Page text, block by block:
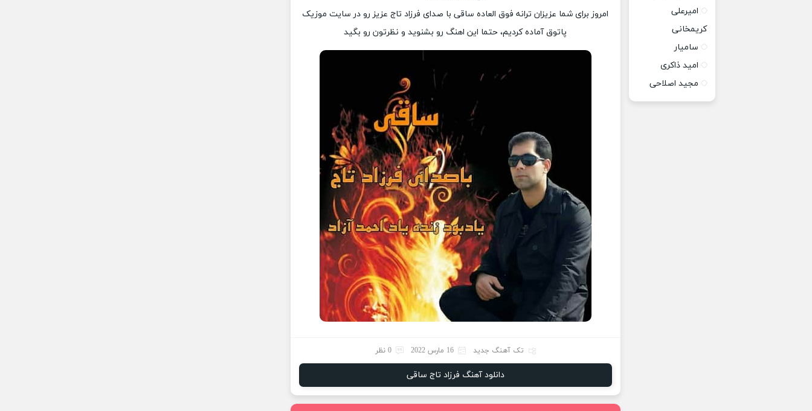
امروز برای شما عزیزان ترانه فوق العاده ساقی با صدای فرزاد تاج عزیز رو در سایت موزیک
پاتوق آماده کردیم، حتما این اهنگ رو بشنوید و نظرتون رو بگید
تک آهنگ جدید 16 مارس 2022 0 نظر
دانلود آهنگ فرزاد تاج ساقی
امیرعلی
کریمخانی
سامیار
امید ذاکری
مجید اصلاحی